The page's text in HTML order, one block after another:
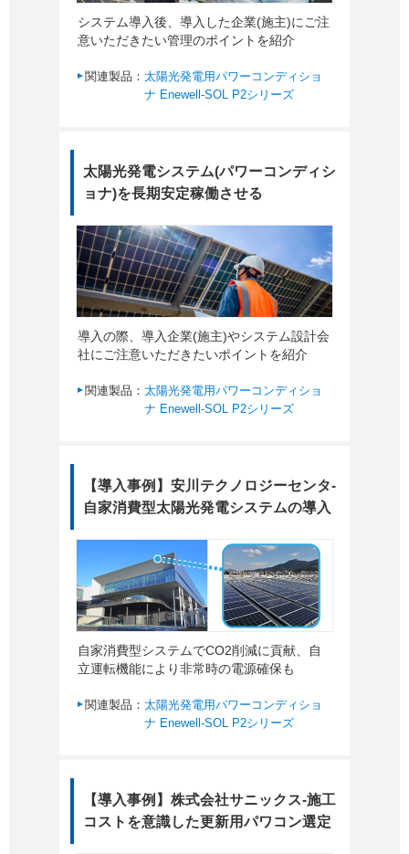
システム導入後、導入した企業(施主)にご注
意いただきたい管理のポイントを紹介
関連製品： 太陽光発電用パワーコンディショ
ナ Enewell-SOL P2シリーズ
太陽光発電システム(パワーコンディシ
ョナ)を長期安定稼働させる
導入の際、導入企業(施主)やシステム設計会
社にご注意いただきたいポイントを紹介
関連製品： 太陽光発電用パワーコンディショ
ナ Enewell-SOL P2シリーズ
【導入事例】安川テクノロジーセンタ-
自家消費型太陽光発電システムの導入
自家消費型システムでCO2削減に貢献、自
立運転機能により非常時の電源確保も
関連製品： 太陽光発電用パワーコンディショ
ナ Enewell-SOL P2シリーズ
【導入事例】株式会社サニックス-施工
コストを意識した更新用パワコン選定